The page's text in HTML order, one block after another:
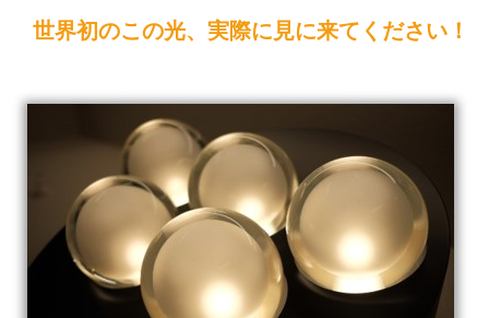
世界初のこの光、実際に見に来てください！